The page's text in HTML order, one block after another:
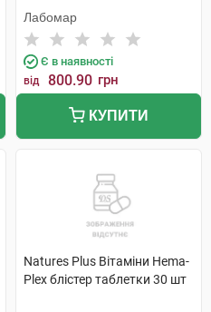
Лабомар
Є в наявності
від 800.90 грн
КУПИТИ
Natures Plus Вітаміни Hema-
Plex блістер таблетки 30 шт